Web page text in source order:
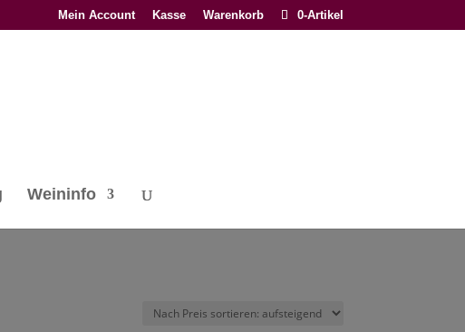
Mein Account Kasse Warenkorb 0-Artikel
Weininfo